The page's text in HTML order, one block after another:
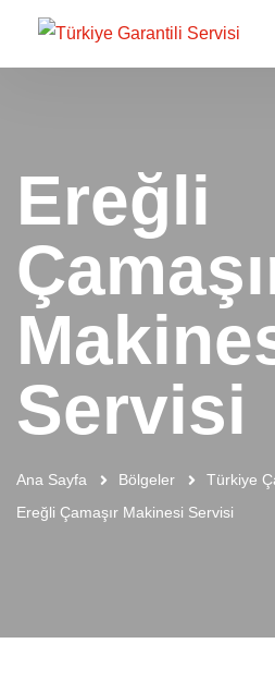
Ereğli
Servisi
Ana Sayfa Bölgeler
Türkiye
Ereğli Çamaşır Makinesi Servisi